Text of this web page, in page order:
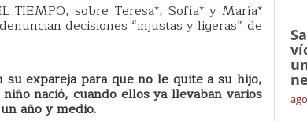
TIEMPO, sobre Teresa*, Sofía* y María*
decisiones “injustas y ligeras” de
su expareja para que no le quite a su hijo,
nació, cuando ellos ya llevaban varios
año y medio.